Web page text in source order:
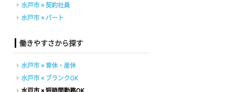
水戸市 × 契約社員
水戸市 × パート
働きやすさから探す
水戸市 × 育休・産休
水戸市 × ブランクOK